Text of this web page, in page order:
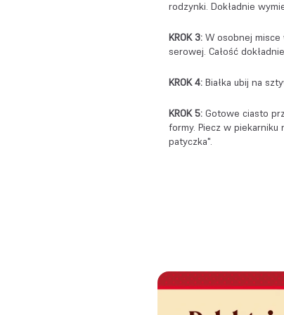
rodzynki. Dokładnie
KROK 3: W osobnej misce
serowej. Całość
KROK 4: Białka ubij na
KROK 5: Gotowe ciasto
formy. Piecz w piekarniku
patyczka".